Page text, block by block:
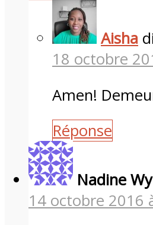
Aisha
18 octobre
Amen!
Réponse
Nadine
14 octobre 2016